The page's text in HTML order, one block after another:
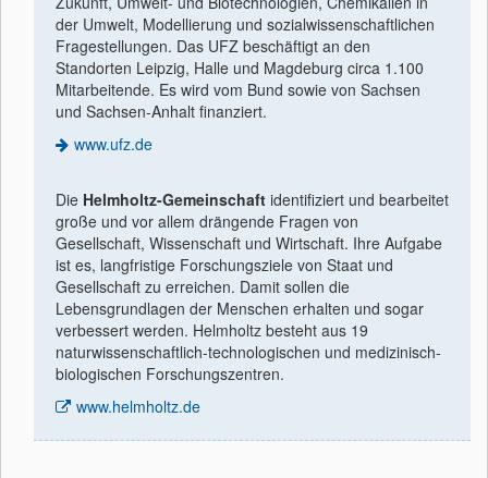
der Umwelt, Modellierung und sozialwissenschaftlichen
Fragestellungen. Das UFZ beschäftigt an den
Standorten Leipzig, Halle und Magdeburg circa 1.100
Mitarbeitende. Es wird vom Bund sowie von Sachsen
und Sachsen-Anhalt finanziert.
www.ufz.de
Die Helmholtz-Gemeinschaft identiﬁziert und bearbeitet
große und vor allem drängende Fragen von
Gesellschaft, Wissenschaft und Wirtschaft. Ihre Aufgabe
ist es, langfristige Forschungsziele von Staat und
Gesellschaft zu erreichen. Damit sollen die
Lebensgrundlagen der Menschen erhalten und sogar
verbessert werden. Helmholtz besteht aus 19
naturwissenschaftlich-technologischen und medizinisch-
biologischen Forschungszentren.
www.helmholtz.de